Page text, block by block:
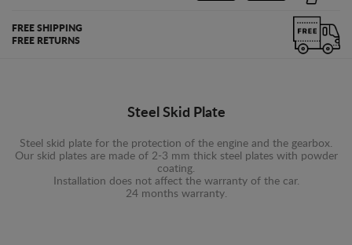
FREE SHIPPING
FREE RETURNS
Steel Skid Plate
Steel skid plate for the protection of the engine and the gearbox.
Our skid plates are made of 2-3 mm thick steel plates with powder
coating.
Installation does not affect the warranty of the car.
24 months warranty.